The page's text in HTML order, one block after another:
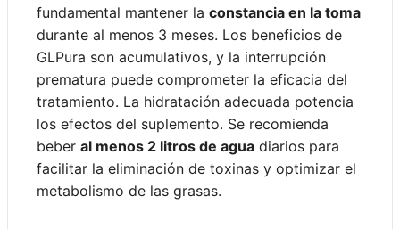
fundamental mantener la constancia en la toma
durante al menos 3 meses. Los beneficios de
GLPura son acumulativos, y la interrupción
prematura puede comprometer la eficacia del
tratamiento. La hidratación adecuada potencia
los efectos del suplemento. Se recomienda
beber al menos 2 litros de agua diarios para
facilitar la eliminación de toxinas y optimizar el
metabolismo de las grasas.